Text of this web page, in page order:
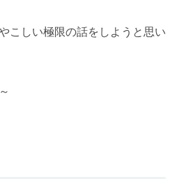
こしい極限の話をしようと思い